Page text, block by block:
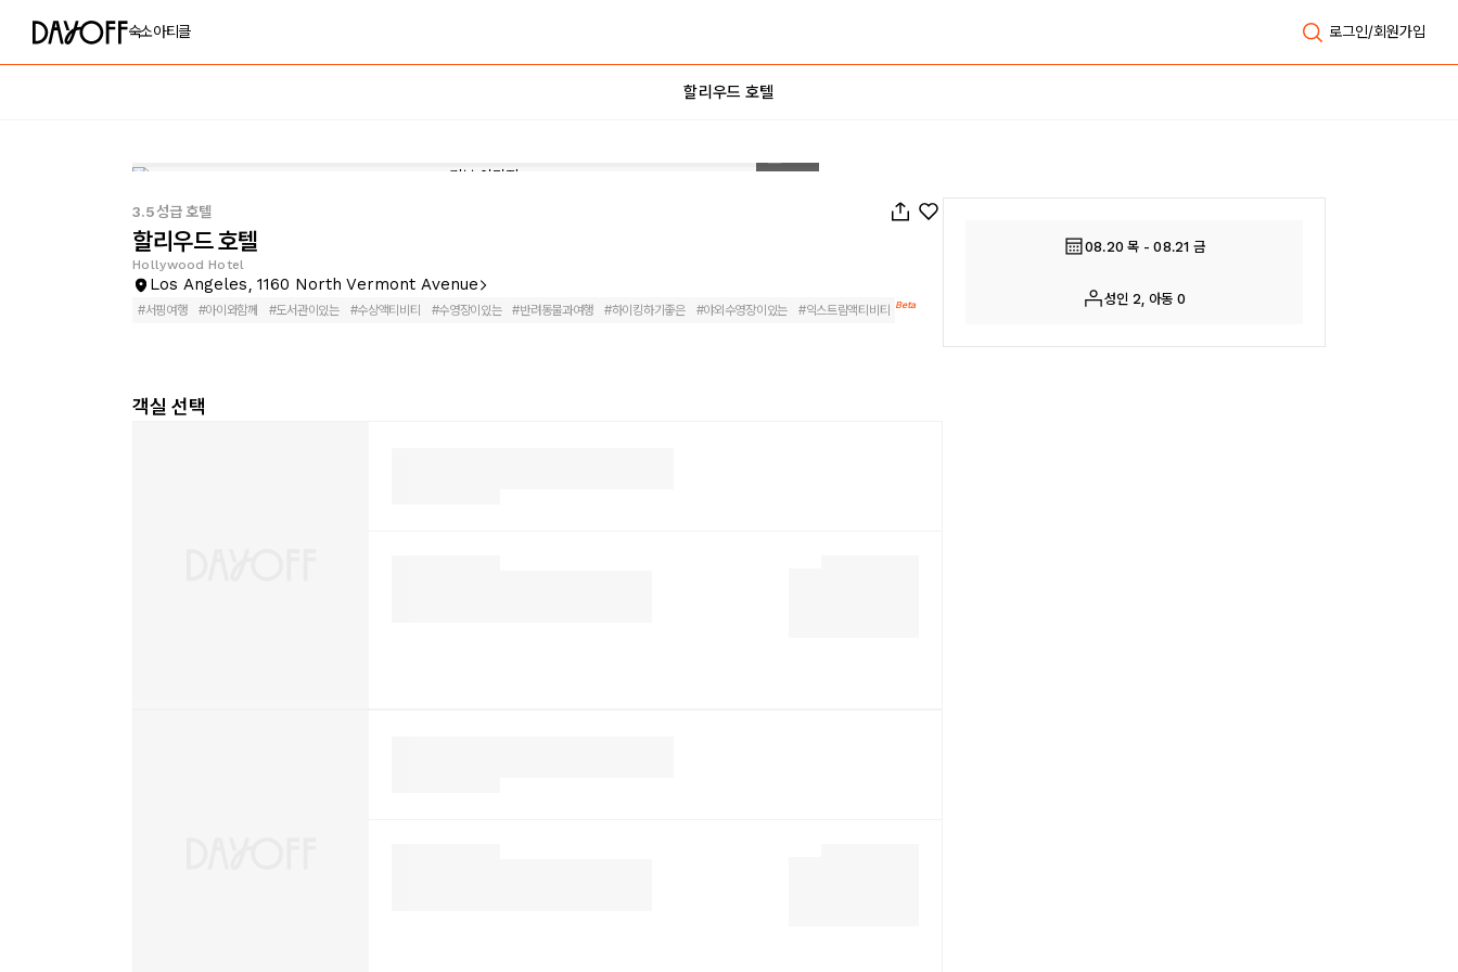
숙소아티클 로그인/회원가입
할리우드 호텔
3.5성급 호텔
할리우드 호텔
Hollywood Hotel
Los Angeles, 1160 North Vermont Avenue
#서핑여행 #아이와함께 #도서관이있는 #수상액티비티 #수영장이있는 #반려동물과여행 #하이킹하기좋은 #야외수영장이있는 #익스트림액티비티 Beta
객실 선택
08.20 목 - 08.21 금
성인 2, 아동 0